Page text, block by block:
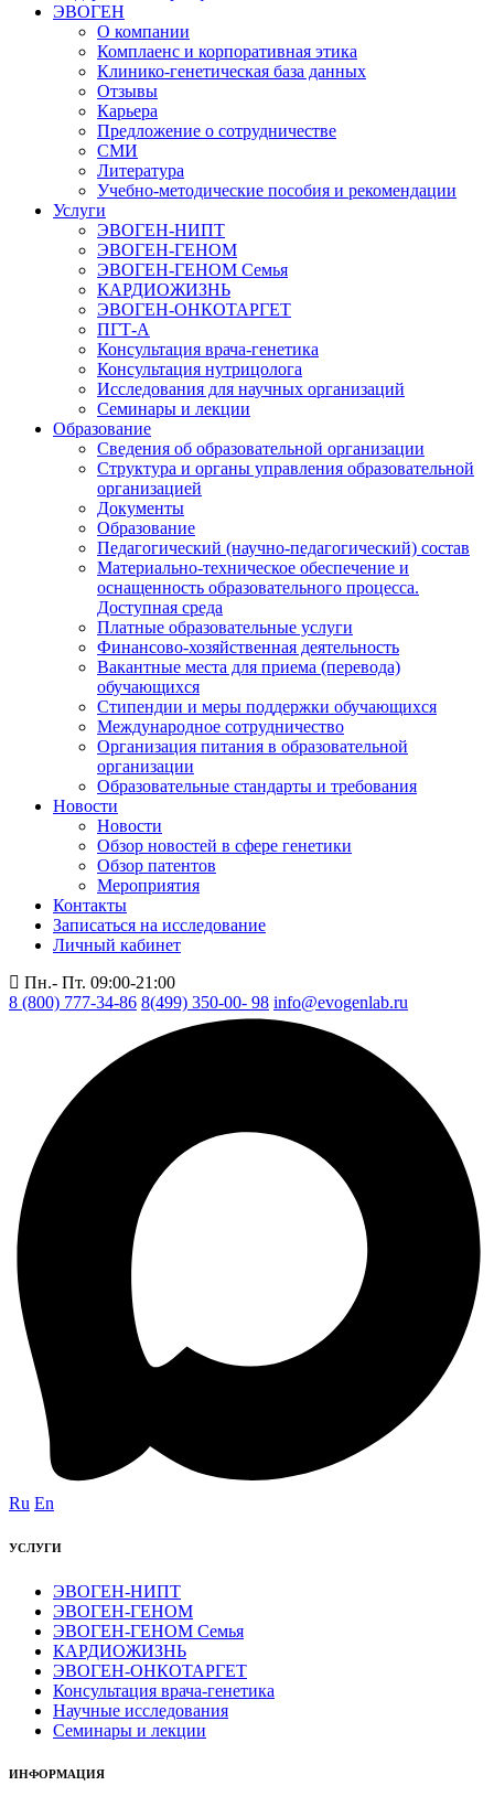
ЭВОГЕН
О компании
Комплаенс и корпоративная этика
Клинико-генетическая база данных
Отзывы
Карьера
Предложение о сотрудничестве
СМИ
Литература
Учебно-методические пособия и рекомендации
Услуги
ЭВОГЕН-НИПТ
ЭВОГЕН-ГЕНОМ
ЭВОГЕН-ГЕНОМ Семья
КАРДИОЖИЗНЬ
ЭВОГЕН-ОНКОТАРГЕТ
ПГТ-А
Консультация врача-генетика
Консультация нутрицолога
Исследования для научных организаций
Семинары и лекции
Образование
Сведения об образовательной организации
Структура и органы управления образовательной
организацией
Документы
Образование
Педагогический (научно-педагогический) состав
Материально-техническое обеспечение и
оснащенность образовательного процесса.
Доступная среда
Платные образовательные услуги
Финансово-хозяйственная деятельность
Вакантные места для приема (перевода)
обучающихся
Стипендии и меры поддержки обучающихся
Международное сотрудничество
Организация питания в образовательной
организации
Образовательные стандарты и требования
Новости
Новости
Обзор новостей в сфере генетики
Обзор патентов
Мероприятия
Контакты
Записаться на исследование
Личный кабинет
Пн.- Пт. 09:00-21:00
8 (800) 777-34-86 8(499) 350-00- 98 info@evogenlab.ru
Ru En
УСЛУГИ
ЭВОГЕН-НИПТ
ЭВОГЕН-ГЕНОМ
ЭВОГЕН-ГЕНОМ Семья
КАРДИОЖИЗНЬ
ЭВОГЕН-ОНКОТАРГЕТ
Консультация врача-генетика
Научные исследования
Семинары и лекции
ИНФОРМАЦИЯ